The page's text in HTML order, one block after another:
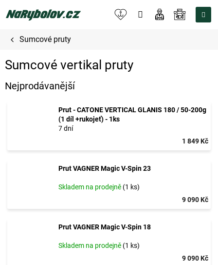
na
NÁKUPNÍ
Sumcové pruty
Sumcové vertikal pruty
Nejprodávanější
Prut - CATONE VERTICAL GLANIS 180 / 50-200g
(1 díl +rukojeť) - 1ks
7 dní
1 849 Kč
Prut VAGNER Magic V-Spin 23
Skladem na prodejně (1 ks)
9 090 Kč
Prut VAGNER Magic V-Spin 18
Skladem na prodejně (1 ks)
9 090 Kč